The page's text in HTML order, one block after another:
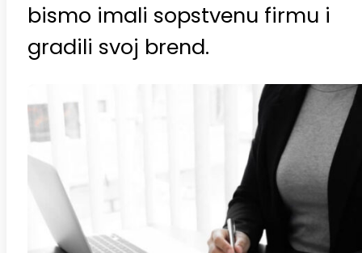
bismo imali sopstvenu firmu i
gradili svoj brend.